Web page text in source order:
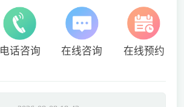
电话咨询 在线咨询 在线预约